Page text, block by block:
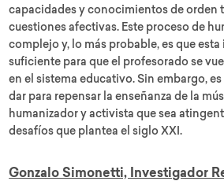
capacidades y conocimientos de orden
cuestiones afectivas. Este proceso de
complejo y, lo más probable, es que
suficiente para que el profesorado se
en el sistema educativo. Sin embargo,
dar para repensar la enseñanza de la
humanizador y activista que sea
desafíos que plantea el siglo XXI.
Gonzalo Simonetti, Investigador